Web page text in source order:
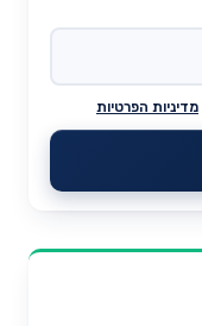
מדיניות הפרטיות